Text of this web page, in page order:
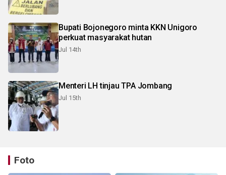
Bupati Bojonegoro minta KKN Unigoro
perkuat masyarakat hutan
Jul 14th
Menteri LH tinjau TPA Jombang
Jul 15th
Foto